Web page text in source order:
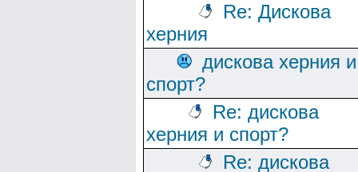
Re: Дискова
херния
дискова херния и
спорт?
Re: дискова
херния и спорт?
Re: дискова